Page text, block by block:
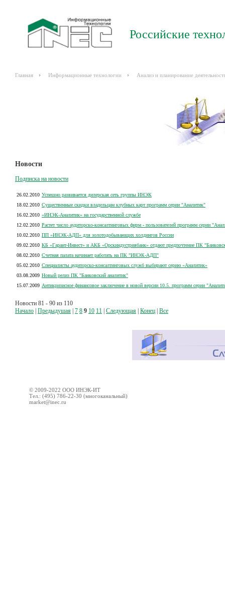
Российские
Главная Информационные технологии Анализ и планирование
Новости
Подписка на новости
26.02.2010 Успешно развивается дилерская сеть группы ИНЭК
18.02.2010 Существенные скидки владельцам клубных карт программ серии "Аналитик"
16.02.2010 «ИНЭК-Аналитик» на государственной службе
12.02.2010 Растет число аудиторско-консалтинговых фирм - пользователей программ серии
10.02.2010 ПП «ИНЭК-АДП» для золотодобывающих холдингов России
09.02.2010 КБ «Гарант-Инвест» и АКБ «Орскиндустриябанк» отдают предпочтение ПК
08.02.2010 Счетная палата начинает работать на ПК "ИНЭК-АДП"
05.02.2010 Специалисты аудиторско-консалтинговых служб выбирают серию «Аналитик»
03.08.2009 Новый релиз ПК "Банковский аналитик"
15.07.2009 Антикризисное финансовое заключение в новой версии 10.5. программ серии
Новости 81 - 90 из 110
Начало Предыдушая 7 8 9 10 11 Следующая Конец Все
© 2009-2022 ООО ИНЭК-ИТ
Тел.: (495) 786-22-30 (многоканальный)
market@inec.ru